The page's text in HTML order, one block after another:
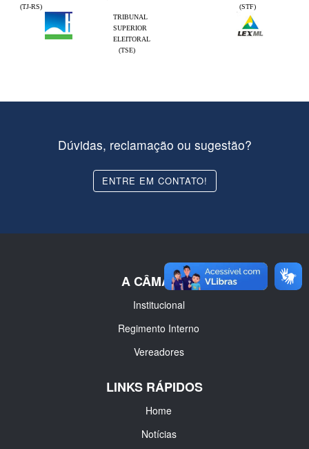
(TJ-RS)
(STF)
TRIBUNAL
SUPERIOR
ELEITORAL
(TSE)
Dúvidas, reclamação ou sugestão?
ENTRE EM CONTATO!
A CÂMARA
Institucional
Regimento Interno
Vereadores
LINKS RÁPIDOS
Home
Notícias